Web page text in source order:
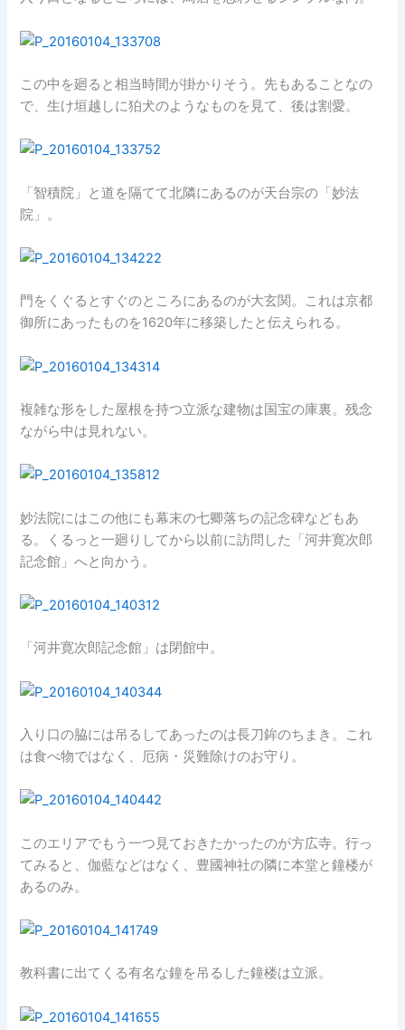
この中を廻ると相当時間が掛かりそう。先もあることなの
で、生け垣越しに狛犬のようなものを見て、後は割愛。
「智積院」と道を隔てて北隣にあるのが天台宗の「妙法
院」。
門をくぐるとすぐのところにあるのが大玄関。これは京都
御所にあったものを1620年に移築したと伝えられる。
複雑な形をした屋根を持つ立派な建物は国宝の庫裏。残念
ながら中は見れない。
妙法院にはこの他にも幕末の七卿落ちの記念碑などもあ
る。くるっと一廻りしてから以前に訪問した「河井寛次郎
記念館」へと向かう。
「河井寛次郎記念館」は閉館中。
入り口の脇には吊るしてあったのは長刀鉾のちまき。これ
は食べ物ではなく、厄病・災難除けのお守り。
このエリアでもう一つ見ておきたかったのが方広寺。行っ
てみると、伽藍などはなく、豊國神社の隣に本堂と鐘楼が
あるのみ。
教科書に出てくる有名な鐘を吊るした鐘楼は立派。